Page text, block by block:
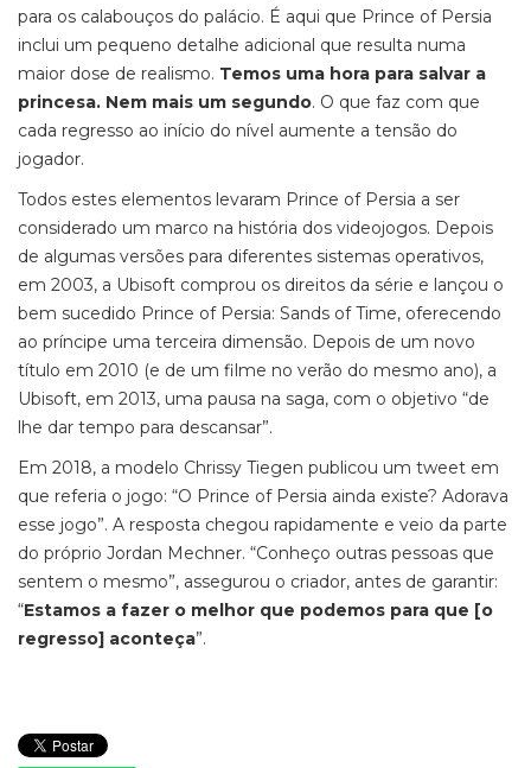
para os calabouços do palácio. É aqui que Prince of Persia
inclui um pequeno detalhe adicional que resulta numa
maior dose de realismo. Temos uma hora para salvar a
princesa. Nem mais um segundo. O que faz com que
cada regresso ao início do nível aumente a tensão do
jogador.
Todos estes elementos levaram Prince of Persia a ser
considerado um marco na história dos videojogos. Depois
de algumas versões para diferentes sistemas operativos,
em 2003, a Ubisoft comprou os direitos da série e lançou o
bem sucedido Prince of Persia: Sands of Time, oferecendo
ao príncipe uma terceira dimensão. Depois de um novo
título em 2010 (e de um filme no verão do mesmo ano), a
Ubisoft, em 2013, uma pausa na saga, com o objetivo “de
lhe dar tempo para descansar”.
Em 2018, a modelo Chrissy Tiegen publicou um tweet em
que referia o jogo: “O Prince of Persia ainda existe? Adorava
esse jogo”. A resposta chegou rapidamente e veio da parte
do próprio Jordan Mechner. “Conheço outras pessoas que
sentem o mesmo”, assegurou o criador, antes de garantir:
“Estamos a fazer o melhor que podemos para que [o
regresso] aconteça”.